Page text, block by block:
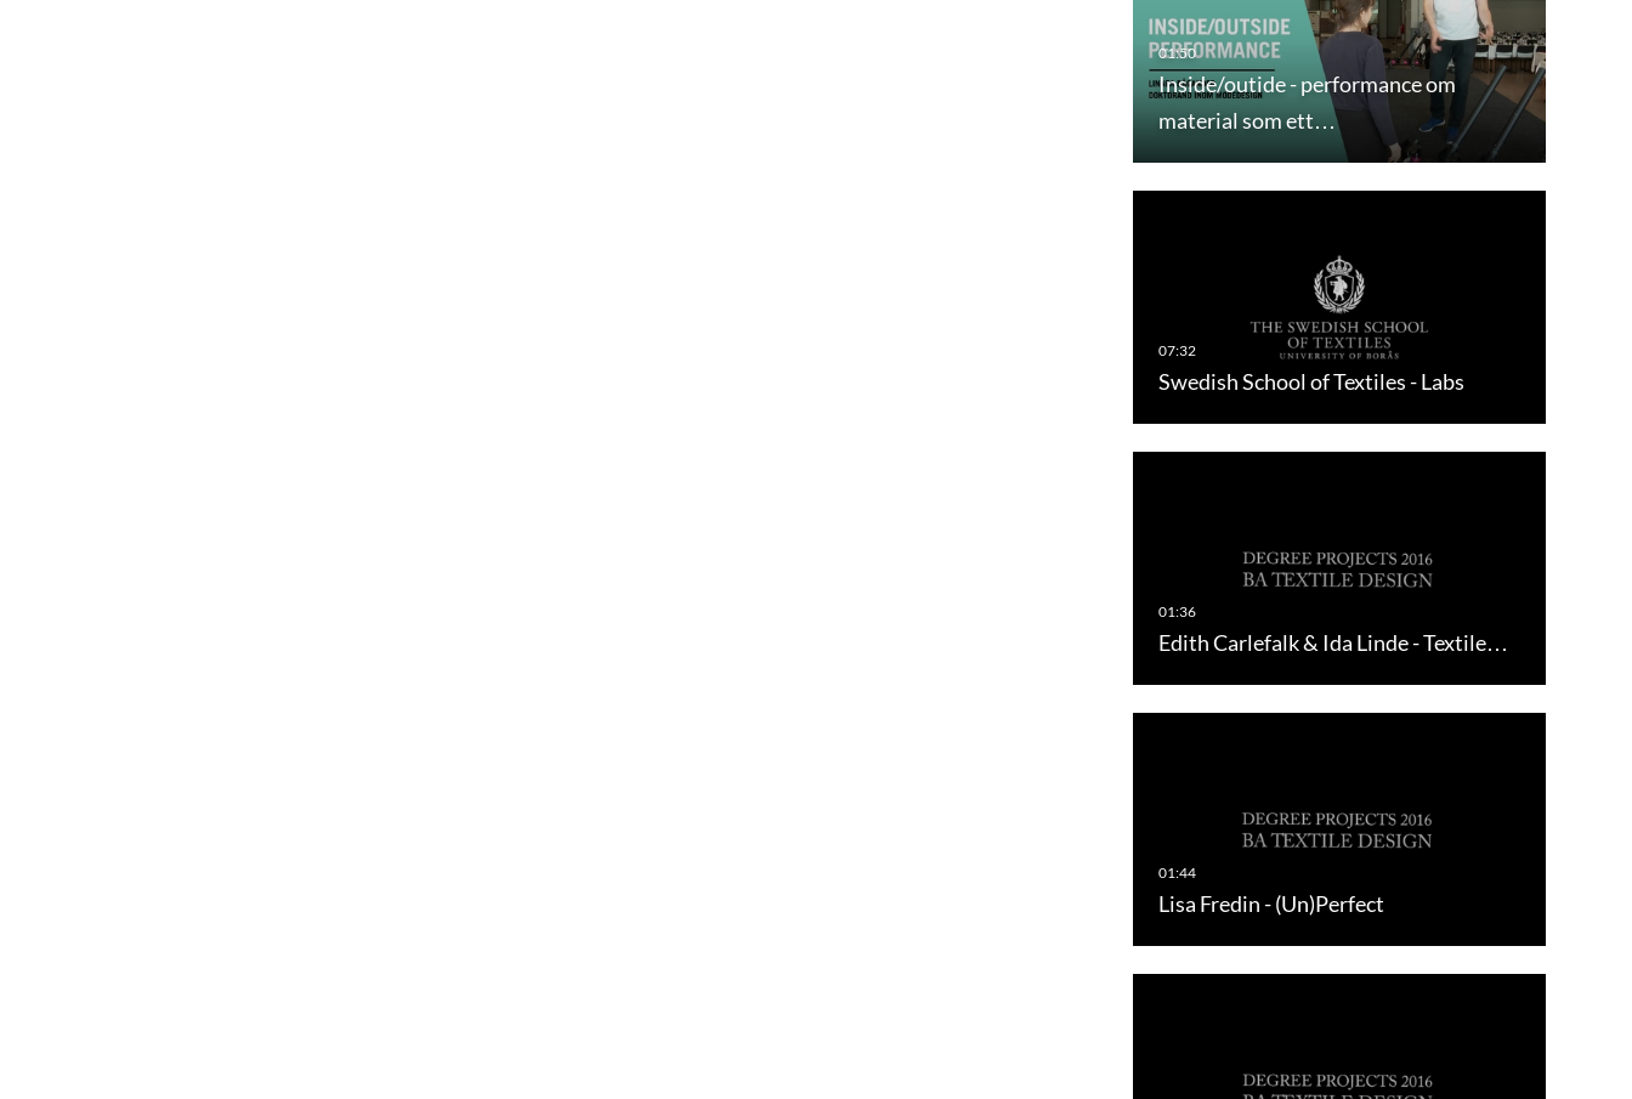
Inside/outide - performance om
material som ett…
Swedish School of Textiles - Labs
Edith Carlefalk & Ida Linde - Textile…
Lisa Fredin - (Un)Perfect